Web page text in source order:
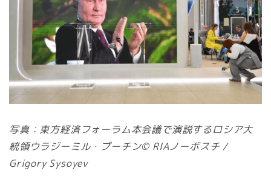
写真：東方経済フォーラム本会議で演説するロシア大
統領ウラジーミル・プーチン© RIAノーボスチ /
Grigory Sysoyev